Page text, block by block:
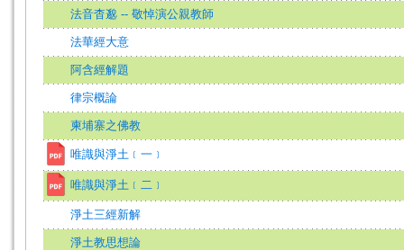
法音杳邈 -- 敬悼演公親教師
法華經大意
阿含經解題
律宗概論
柬埔寨之佛教
唯識與淨土﹝一﹞
唯識與淨土﹝二﹞
淨土三經新解
淨土教思想論